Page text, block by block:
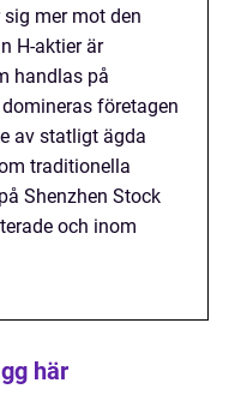
mer mot den
H-aktier är
handlas på
företagen
av statligt ägda
traditionella
Shenzhen Stock
och inom
här